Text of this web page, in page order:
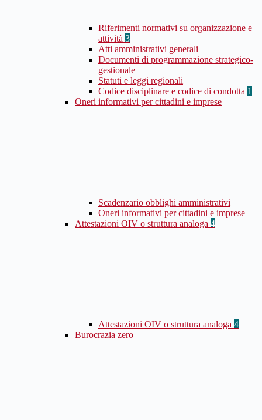
Riferimenti normativi su organizzazione e
attività 3
Atti amministrativi generali
Documenti di programmazione strategico-
gestionale
Statuti e leggi regionali
Codice disciplinare e codice di condotta 1
Oneri informativi per cittadini e imprese
Scadenzario obblighi amministrativi
Oneri informativi per cittadini e imprese
Attestazioni OIV o struttura analoga 4
Attestazioni OIV o struttura analoga 4
Burocrazia zero